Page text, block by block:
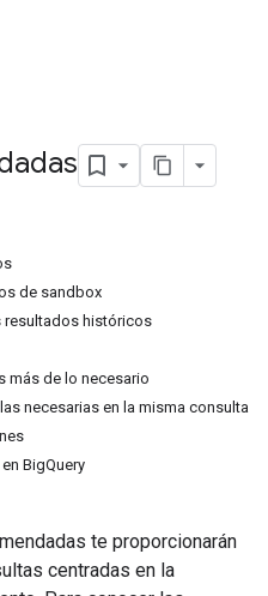
de sandbox
resultados históricos
más de lo necesario
necesarias en la misma consulta
BigQuery
te proporcionarán
centradas en la